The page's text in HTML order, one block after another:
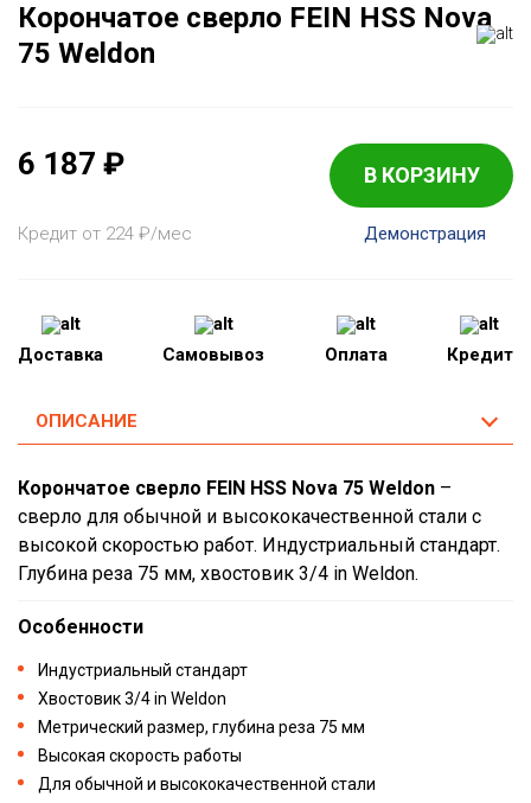
Корончатое сверло FEIN HSS Nova
75 Weldon
6 187 ₽ В КОРЗИНУ
Кредит от 224 ₽/мес Демонстрация
Доставка Самовывоз Оплата Кредит
ОПИСАНИЕ
Корончатое сверло FEIN HSS Nova 75 Weldon –
сверло для обычной и высококачественной стали с
высокой скоростью работ. Индустриальный стандарт.
Глубина реза 75 мм, хвостовик 3/4 in Weldon.
Особенности
Индустриальный стандарт
Хвостовик 3/4 in Weldon
Метрический размер, глубина реза 75 мм
Высокая скорость работы
Для обычной и высококачественной стали